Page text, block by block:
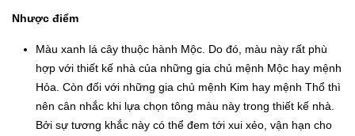
Nhược điểm
Màu xanh lá cây thuộc hành Mộc. Do đó, màu này rất phù
hợp với thiết kế nhà của những gia chủ mệnh Mộc hay mệnh
Hỏa. Còn đối với những gia chủ mệnh Kim hay mệnh Thổ thì
nên cân nhắc khi lựa chọn tông màu này trong thiết kế nhà.
Bởi sự tương khắc này có thể đem tới xui xẻo, vận hạn cho